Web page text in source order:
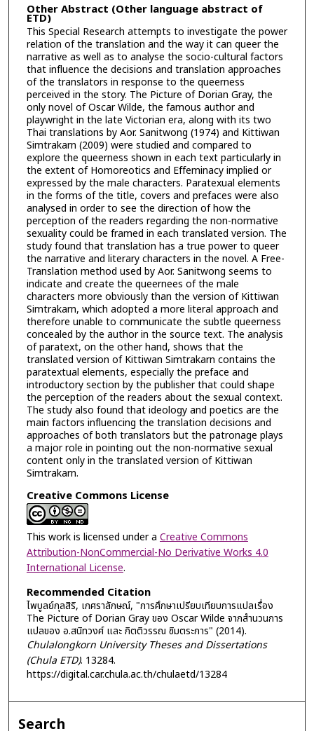
Other Abstract (Other language abstract of
ETD)
This Special Research attempts to investigate the power
relation of the translation and the way it can queer the
narrative as well as to analyse the socio-cultural factors
that influence the decisions and translation approaches
of the translators in response to the queerness
perceived in the story. The Picture of Dorian Gray, the
only novel of Oscar Wilde, the famous author and
playwright in the late Victorian era, along with its two
Thai translations by Aor. Sanitwong (1974) and Kittiwan
Simtrakarn (2009) were studied and compared to
explore the queerness shown in each text particularly in
the extent of Homoreotics and Effeminacy implied or
expressed by the male characters. Paratexual elements
in the forms of the title, covers and prefaces were also
analysed in order to see the direction of how the
perception of the readers regarding the non-normative
sexuality could be framed in each translated version. The
study found that translation has a true power to queer
the narrative and literary characters in the novel. A Free-
Translation method used by Aor. Sanitwong seems to
indicate and create the queernees of the male
characters more obviously than the version of Kittiwan
Simtrakarn, which adopted a more literal approach and
therefore unable to communicate the subtle queerness
concealed by the author in the source text. The analysis
of paratext, on the other hand, shows that the
translated version of Kittiwan Simtrakarn contains the
paratextual elements, especially the preface and
introductory section by the publisher that could shape
the perception of the readers about the sexual context.
The study also found that ideology and poetics are the
main factors influencing the translation decisions and
approaches of both translators but the patronage plays
a major role in pointing out the non-normative sexual
content only in the translated version of Kittiwan
Simtrakarn.
Creative Commons License
This work is licensed under a Creative Commons
Attribution-NonCommercial-No Derivative Works 4.0
International License.
Recommended Citation
ไพบูลย์กุลสิริ, เกศราลักษณ์, "การศึกษาเปรียบเทียบการแปลเรื่อง
The Picture of Dorian Gray ของ Oscar Wilde จากสำนวนการ
แปลของ อ.สนิทวงศ์ และ กิตติวรรณ ซิมตระการ" (2014).
Chulalongkorn University Theses and Dissertations
(Chula ETD). 13284.
https://digital.car.chula.ac.th/chulaetd/13284
Search